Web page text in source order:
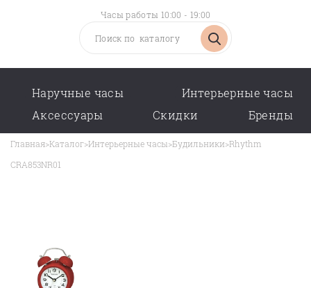
Часы работы 10:00 - 19:00
Наручные часы
Интерьерные часы
Аксессуары
Скидки Бренды
Главная>Каталог>Интерьерные часы>Будильники>Rhythm
CRA853NR01